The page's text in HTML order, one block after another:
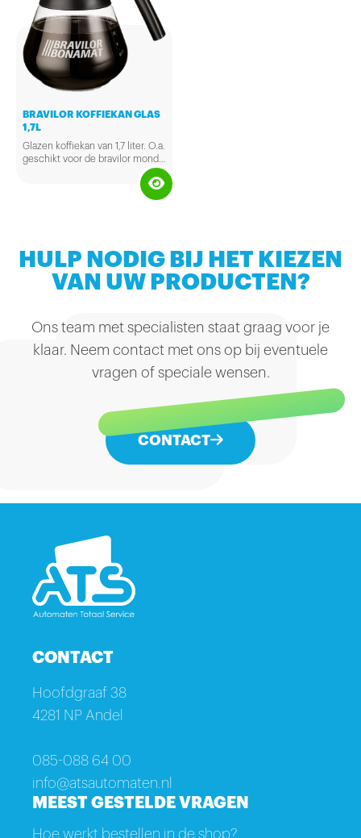
BRAVILOR KOFFIEKAN GLAS
1,7L
Glazen koffiekan van 1,7 liter. O.a.
geschikt voor de bravilor mondo
en de bravilor novo. De hoogte
HULP NODIG BIJ HET KIEZEN
VAN UW PRODUCTEN?
Ons team met specialisten staat graag voor je
klaar. Neem contact met ons op bij eventuele
vragen of speciale wensen.
CONTACT
CONTACT
Hoofdgraaf 38
4281 NP Andel
085-088 64 00
info@atsautomaten.nl
MEEST GESTELDE VRAGEN
Hoe werkt bestellen in de shop?